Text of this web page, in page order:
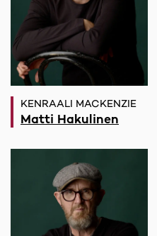
KENRAALI MACKENZIE
Matti Hakulinen